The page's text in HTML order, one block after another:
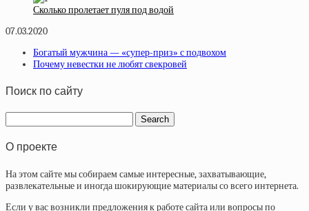
Сколько пролетает пуля под водой
07.03.2020
Богатый мужчина — «супер-приз» с подвохом
Почему невестки не любят свекровей
Поиск по сайту
О проекте
На этом сайте мы собираем самые интересные, захватывающие,
развлекательные и иногда шокирующие материалы со всего интернета.
Если у вас возникли предложения к работе сайта или вопросы по